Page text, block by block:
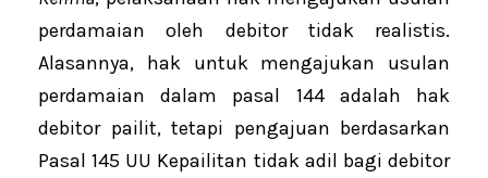
perdamaian oleh debitor tidak realistis.
Alasannya, hak untuk mengajukan usulan
perdamaian dalam pasal 144 adalah hak
debitor pailit, tetapi pengajuan berdasarkan
Pasal 145 UU Kepailitan tidak adil bagi debitor